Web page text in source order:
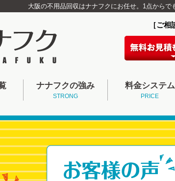
大阪の不用品回収はナナフクにお任せ。1点からで
［ご
ナナフクの強み
STRONG
料金システム
PRICE